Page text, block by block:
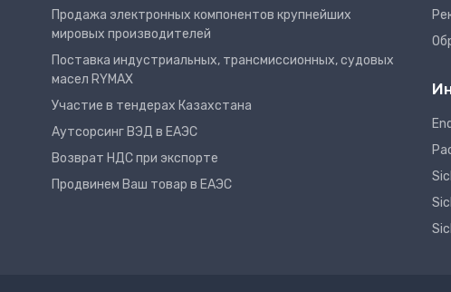
Продажа электронных компонентов крупнейших
мировых производителей
Поставка индустриальных, трансмиссионных, судовых
масел RYMAX
Участие в тендерах Казахстана
Аутсорсинг ВЭД в ЕАЭС
Возврат НДС при экспорте
Продвинем Ваш товар в ЕАЭС